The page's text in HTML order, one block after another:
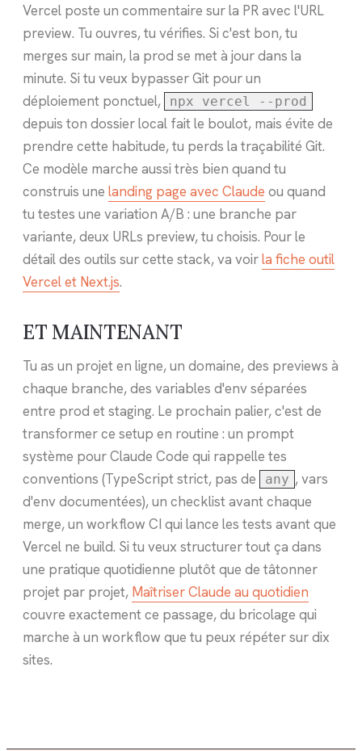
Vercel poste un commentaire sur la PR avec l'URL
preview. Tu ouvres, tu vérifies. Si c'est bon, tu
merges sur main, la prod se met à jour dans la
minute. Si tu veux bypasser Git pour un
déploiement ponctuel,
npx vercel --prod
depuis ton dossier local fait le boulot, mais évite de
prendre cette habitude, tu perds la traçabilité Git.
Ce modèle marche aussi très bien quand tu
construis une landing page avec Claude ou quand
tu testes une variation A/B : une branche par
variante, deux URLs preview, tu choisis. Pour le
détail des outils sur cette stack, va voirla fiche outil
Vercel et Next.js.
ET MAINTENANT
Tu as un projet en ligne, un domaine, des previews à
chaque branche, des variables d'env séparées
entre prod et staging. Le prochain palier, c'est de
transformer ce setup en routine : un prompt
système pour Claude Code qui rappelle tes
conventions (TypeScript strict, pas de
any , vars
d'env documentées), un checklist avant chaque
merge, un workflow CI qui lance les tests avant que
Vercel ne build. Si tu veux structurer tout ça dans
une pratique quotidienne plutôt que de tâtonner
projet par projet, Maîtriser Claude au quotidien
couvre exactement ce passage, du bricolage qui
marche à un workflow que tu peux répéter sur dix
sites.